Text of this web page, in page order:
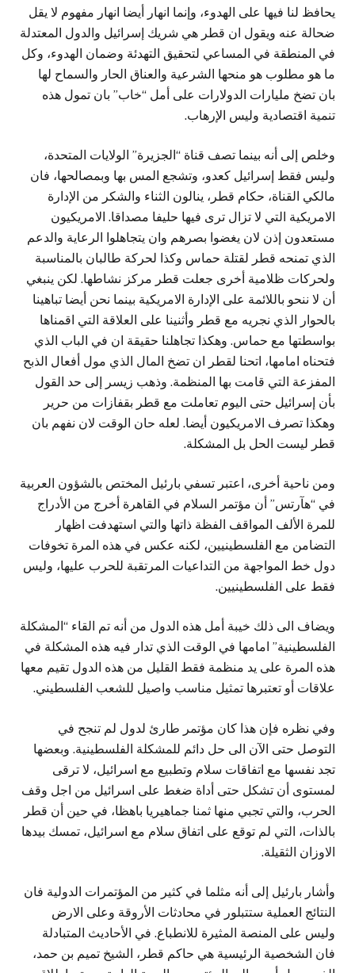
يحافظ لنا فيها على الهدوء، وإنما انهار أيضا انهار مفهوم لا يقل
ضحالة عنه ويقول ان قطر هي شريك إسرائيل والدول المعتدلة
في المنطقة في المساعي لتحقيق التهدئة وضمان الهدوء، وكل
ما هو مطلوب هو منحها الشرعية والعناق الحار والسماح لها
بان تضخ مليارات الدولارات على أمل “خاب” بان تمول هذه
تنمية اقتصادية وليس الإرهاب.
وخلص إلى أنه بينما تصف قناة “الجزيرة” الولايات المتحدة،
وليس فقط إسرائيل كعدو، وتشجع المس بها وبمصالحها، فان
مالكي القناة، حكام قطر، ينالون الثناء والشكر من الإدارة
الامريكية التي لا تزال ترى فيها حليفا مصداقا. الامريكيون
مستعدون إذن لان يغضوا بصرهم وان يتجاهلوا الرعاية والدعم
الذي تمنحه قطر لقتلة حماس وكذا لحركة طالبان بالمناسبة
ولحركات ظلامية أخرى جعلت قطر مركز نشاطها. لكن ينبغي
أن لا ننحو باللائمة على الإدارة الامريكية بينما نحن أيضا تباهينا
بالحوار الذي نجريه مع قطر وأثنينا على العلاقة التي اقمناها
بواسطتها مع حماس. وهكذا تجاهلنا حقيقة ان في الباب الذي
فتحناه امامها، اتحنا لقطر ان تضخ المال الذي مول أفعال الذبح
المفزعة التي قامت بها المنظمة. وذهب زيسر إلى حد القول
بأن إسرائيل حتى اليوم تعاملت مع قطر بقفازات من حرير
وهكذا تصرف الامريكيون أيضا. لعله حان الوقت لان نفهم بان
قطر ليست الحل بل المشكلة.
ومن ناحية أخرى، اعتبر تسفي بارئيل المختص بالشؤون العربية
في “هآرتس” أن مؤتمر السلام في القاهرة أخرج من الأدراج
للمرة الألف المواقف الفظة ذاتها والتي استهدفت اظهار
التضامن مع الفلسطينيين، لكنه عكس في هذه المرة تخوفات
دول خط المواجهة من التداعيات المرتقبة للحرب عليها، وليس
فقط على الفلسطينيين.
ويضاف الى ذلك خيبة أمل هذه الدول من أنه تم القاء “المشكلة
الفلسطينية” امامها في الوقت الذي تدار فيه هذه المشكلة في
هذه المرة على يد منظمة فقط القليل من هذه الدول تقيم معها
علاقات أو تعتبرها تمثيل مناسب واصيل للشعب الفلسطيني.
وفي نظره فإن هذا كان مؤتمر طارئ لدول لم تنجح في
التوصل حتى الآن الى حل دائم للمشكلة الفلسطينية. وبعضها
تجد نفسها مع اتفاقات سلام وتطبيع مع اسرائيل، لا ترقى
لمستوى أن تشكل حتى أداة ضغط على اسرائيل من اجل وقف
الحرب، والتي تجبي منها ثمنا جماهيريا باهظا، في حين أن قطر
بالذات، التي لم توقع على اتفاق سلام مع اسرائيل، تمسك بيدها
الاوزان الثقيلة.
وأشار بارئيل إلى أنه مثلما في كثير من المؤتمرات الدولية فان
النتائج العملية ستتبلور في محادثات الأروقة وعلى الارض
وليس على المنصة المثيرة للانطباع. في الأحاديث المتبادلة
فان الشخصية الرئيسية هي حاكم قطر، الشيخ تميم بن حمد،